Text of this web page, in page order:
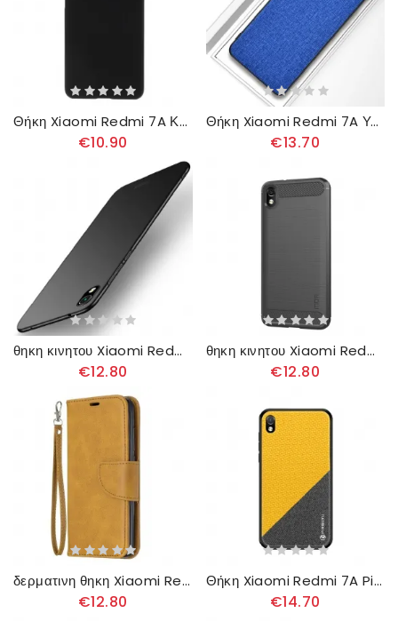
Θήκη Xiaomi Redmi 7A Καουτσούκ Περισσότερα
€10.90
Θήκη Xiaomi Redmi 7A Υφή Υφάσματος
€13.70
θηκη κινητου Xiaomi Redmi 7A Mofi
€12.80
θηκη κινητου Xiaomi Redmi 7A Mofi Brushed Carbon Fiber
€12.80
δερματινη θηκη Xiaomi Redmi 7A με κορδονι Χρωματιστό Απομιμητικό Δερμάτινο Λουράκι
€12.80
Θήκη Xiaomi Redmi 7A Pinwuyo Honor Series
€14.70